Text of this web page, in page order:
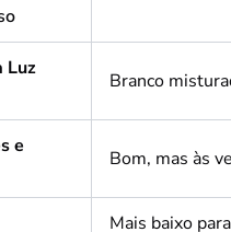
Luz
Branco
e
Bom, mas às
Mais baixo